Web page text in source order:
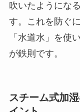
吹いたようにな
す。これを防ぐ
「水道水」を使
が鉄則です。
スチーム式加